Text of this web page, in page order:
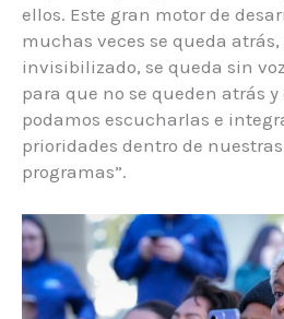
ellos. Este gran motor de
muchas veces se queda atrás,
invisibilizado, se queda sin
para que no se queden atrás y
podamos escucharlas e
prioridades dentro de
programas”.